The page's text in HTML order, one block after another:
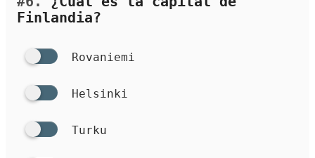
Finlandia?
Rovaniemi
Helsinki
Turku